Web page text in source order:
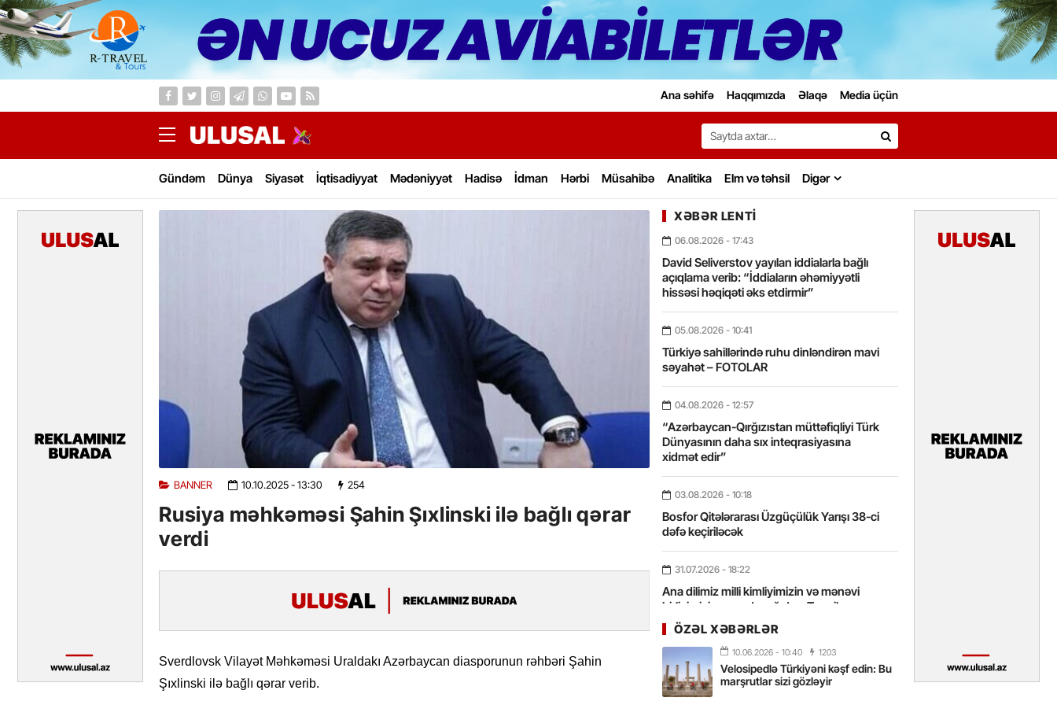
Ana səhifə Haqqımızda Əlaqə Media üçün
Search…
Gündəm Dünya Siyasət İqtisadiyyat Mədəniyyət Hadisə İdman Hərbi Müsahibə Analitika Elm və təhsil Digər
BANNER 10.10.2025- 13:30 254
Rusiya məhkəməsi Şahin Şıxlinski ilə bağlı qərar
verdi
Sverdlovsk Vilayət Məhkəməsi Uraldakı Azərbaycan diasporunun rəhbəri Şahin
Şıxlinski ilə bağlı qərar verib.
XƏBƏR LENTI
06.08.2026 - 17:43
David Seliverstov yayılan iddialarla bağlı
açıqlama verib: “İddiaların əhəmiyyətli
hissəsi həqiqəti əks etdirmir”
05.08.2026 - 10:41
Türkiyə sahillərində ruhu dinləndirən mavi
səyahət – FOTOLAR
04.08.2026 - 12:57
“Azərbaycan-Qırğızıstan müttəfiqliyi Türk
Dünyasının daha sıx inteqrasiyasına
xidmət edir”
03.08.2026 - 10:18
Bosfor Qitələrarası Üzgüçülük Yarışı 38-ci
dəfə keçiriləcək
31.07.2026 - 18:22
Ana dilimiz milli kimliyimizin və mənəvi
birliyimizin əsas dayağıdır – Tənzilə
Rüstəmxanlı
31.07.2026 - 16:58
Tarixin axarını yalnız böyük liderlər dəyişir
ÖZƏL XƏBƏRLƏR
10.06.2026 - 10:40 1203
Velosipedlə Türkiyəni kəşf edin: Bu
marşrutlar sizi gözləyir